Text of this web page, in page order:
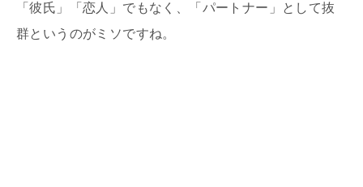
「彼氏」「恋人」でもなく、「パートナー」として抜
群というのがミソですね。